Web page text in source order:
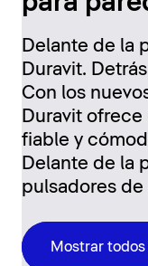
Delante de la
Duravit.
Con los
Duravit
fiable y
Delante de la
pulsadores
Mostrar